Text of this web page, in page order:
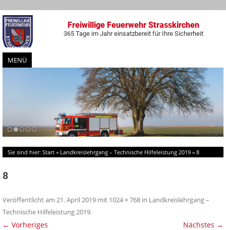
Freiwillige Feuerwehr Strasskirchen
365 Tage im Jahr einsatzbereit für Ihre Sicherheit
MENÜ
Zum
Inhalt
springen
Sie sind hier: Start » Landkreislehrgang – Technische Hilfeleistung 2019 » 8
8
Veröffentlicht am 21. April 2019 mit 1024 × 768 in Landkreislehrgang –
Technische Hilfeleistung 2019.
← Vorheriges Nächstes →